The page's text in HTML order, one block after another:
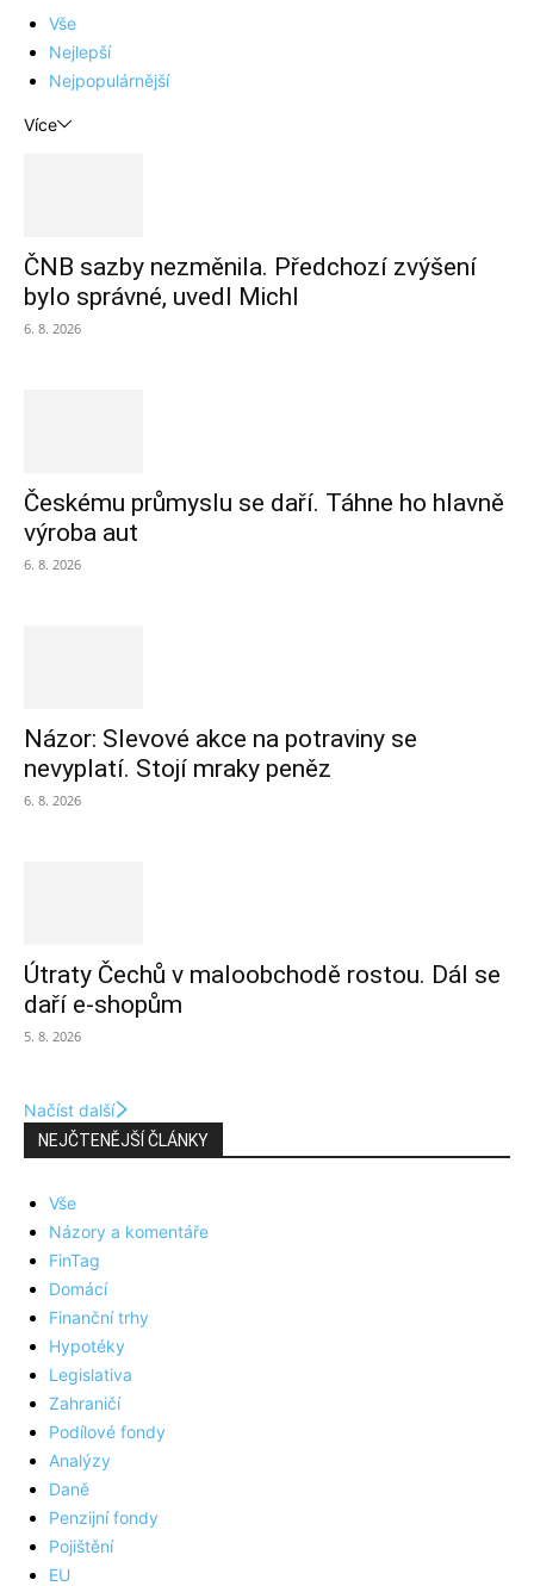
Vše
Nejlepší
Nejpopulárnější
Více
ČNB sazby nezměnila. Předchozí zvýšení
bylo správné, uvedl Michl
6. 8. 2026
Českému průmyslu se daří. Táhne ho hlavně
výroba aut
6. 8. 2026
Názor: Slevové akce na potraviny se
nevyplatí. Stojí mraky peněz
6. 8. 2026
Útraty Čechů v maloobchodě rostou. Dál se
daří e-shopům
5. 8. 2026
Načíst další
NEJČTENĚJŠÍ ČLÁNKY
Vše
Názory a komentáře
FinTag
Domácí
Finanční trhy
Hypotéky
Legislativa
Zahraničí
Podílové fondy
Analýzy
Daně
Penzijní fondy
Pojištění
EU